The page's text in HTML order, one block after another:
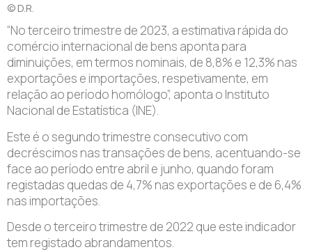
© D.R.
“No terceiro trimestre de 2023, a estimativa rápida do
comércio internacional de bens aponta para
diminuições, em termos nominais, de 8,8% e 12,3% nas
exportações e importações, respetivamente, em
relação ao período homólogo”, aponta o Instituto
Nacional de Estatística (INE).
Este é o segundo trimestre consecutivo com
decréscimos nas transações de bens, acentuando-se
face ao período entre abril e junho, quando foram
registadas quedas de 4,7% nas exportações e de 6,4%
nas importações.
Desde o terceiro trimestre de 2022 que este indicador
tem registado abrandamentos.